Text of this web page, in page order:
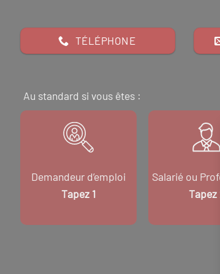
TÉLÉPHONE
Au standard si vous êtes :
Demandeur d’emploi
Tapez 1
Salarié ou
Tapez